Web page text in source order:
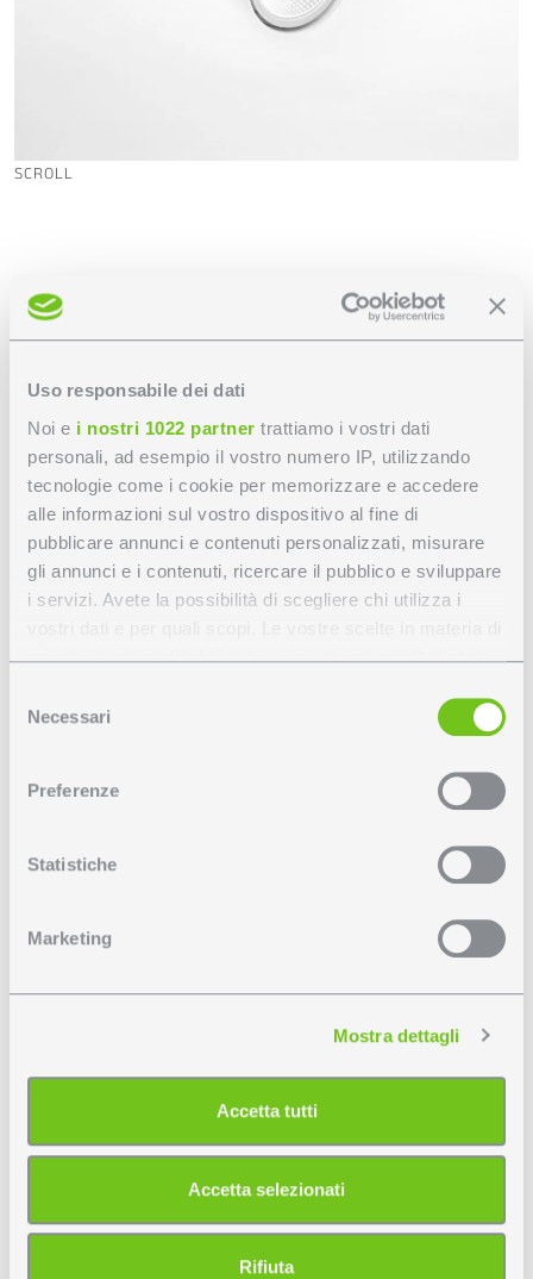
Uso responsabile dei dati
Noi e i nostri 1022 partner trattiamo i vostri dati
personali, ad esempio il vostro numero IP, utilizzando
tecnologie come i cookie per memorizzare e accedere
alle informazioni sul vostro dispositivo al fine di
pubblicare annunci e contenuti personalizzati, misurare
gli annunci e i contenuti, ricercare il pubblico e sviluppare
i servizi. Avete la possibilità di scegliere chi utilizza i
privacy sono applicabili solo su questa proprietà digitale
modificare o revocare il proprio consenso in qualsiasi
momento dalla Dichiarazione sui cookie o facendo clic
raccogliere informazioni sulla tua posizione
geografica, con un'approssimazione di qualche
Identificare il tuo dispositivo, scansionandolo
Approfondisci come vengono elaborati i tuoi dati personali
dalla Dichiarazione sui cookie.
Utilizziamo i cookie per personalizzare contenuti ed
analizzare il nostro traffico. Condividiamo inoltre
informazioni sul modo in cui utilizza il nostro sito con i
delNecessari
Preferenze
Statistiche
Marketing
Mostra dettagli
Accetta tutti
Accetta selezionati
Rifiuta
SCROLL
Schede tecniche
Disegno tecnico
Dispositivi gestione luce
Personalizza Rey
RETAIL VERSION
Per configurare il tuo ordine, seleziona le opzioni